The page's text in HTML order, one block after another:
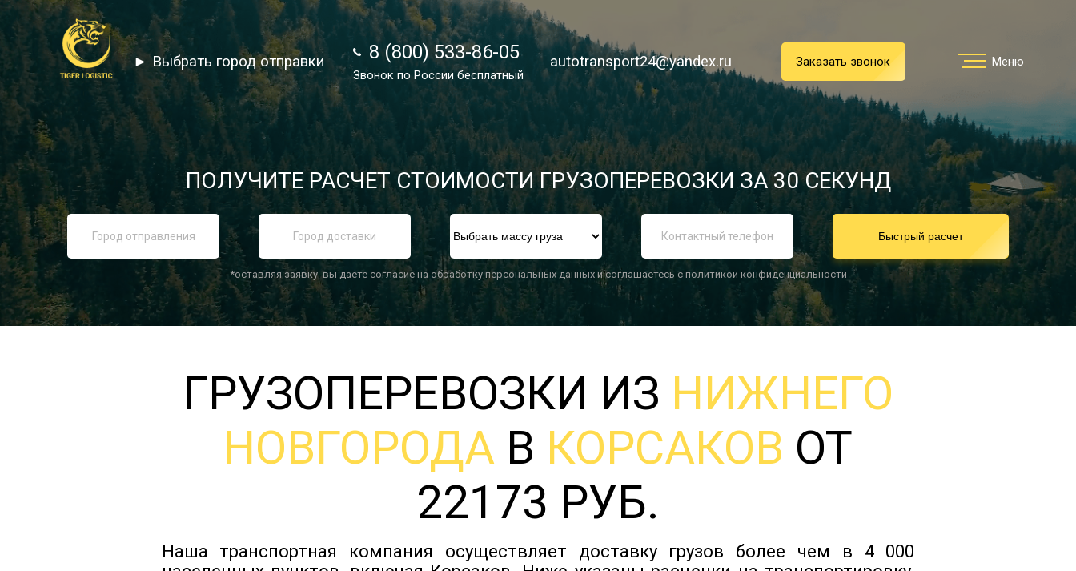
8 (800) 533-86-05
Звонок по России бесплатный
autotransport24@yandex.ru Заказать звонок Меню
Услуги
Преимущества
О компании
Тарифы
Отзывы
► Выбрать город отправки 8 (800) 533-86-05
Звонок по России бесплатный
autotransport24@yandex.ru Заказать звонок Меню
ПОЛУЧИТЕ РАСЧЕТ СТОИМОСТИ ГРУЗОПЕРЕВОЗКИ ЗА 30 СЕКУНД
Быстрый расчет
*оставляя заявку, вы даете согласие на обработку персональных данныхи соглашаетесь с политикой конфиденциальности
ГРУЗОПЕРЕВОЗКИ ИЗ НИЖНЕГО
НОВГОРОДА В КОРСАКОВ ОТ
22173 РУБ.
Наша транспортная компания осуществляет доставку грузов более чем в 4 000